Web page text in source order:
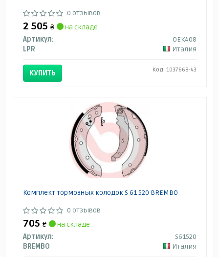
0 отзывов
2 505 ₴
на складе
Артикул:
OEK408
LPR
Италия
КУПИТЬ Код: 1037668-43
Комплект тормозных колодок S 61 520 BREMBO
0 отзывов
705 ₴
на складе
Артикул:
S61520
BREMBO
Италия